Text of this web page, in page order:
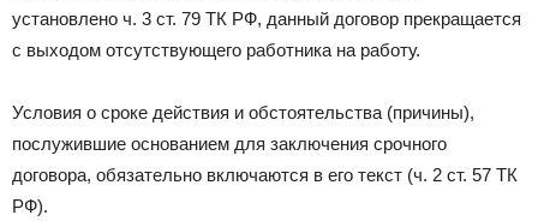
установлено ч. 3 ст. 79 ТК РФ, данный договор прекращается
с выходом отсутствующего работника на работу.
Условия о сроке действия и обстоятельства (причины),
послужившие основанием для заключения срочного
договора, обязательно включаются в его текст (ч. 2 ст. 57 ТК
РФ).